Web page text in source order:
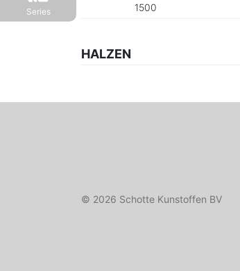
Series 1500
HALZEN
© 2026 Schotte Kunstoffen BV